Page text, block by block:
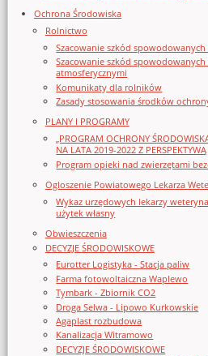
Ochrona Środowiska
Rolnictwo
Szacowanie szkód spowodowanych
Szacowanie szkód
atmosferycznymi
Komunikaty dla rolników
Zasady stosowania środków
PLANY I PROGRAMY
„PROGRAM OCHRONY
NA LATA 2019-2022 Z
Program opieki nad zwierzętami
Ogloszenie Powiatowego Lekarza
Wykaz urzędowych lekarzy
użytek własny
Obwieszczenia
DECYZJE ŚRODOWISKOWE
Eurotter Logistyka - Stacja paliw
Farma fotowoltaiczna Waplewo
Tymbark - Zbiornik CO2
Droga Selwa - Lipowo Kurkowskie
Agaplast rozbudowa
Kanalizacja Witramowo
DECYZJE ŚRODOWISKOWE